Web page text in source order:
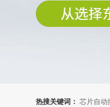
热搜关键词： 芯片自动